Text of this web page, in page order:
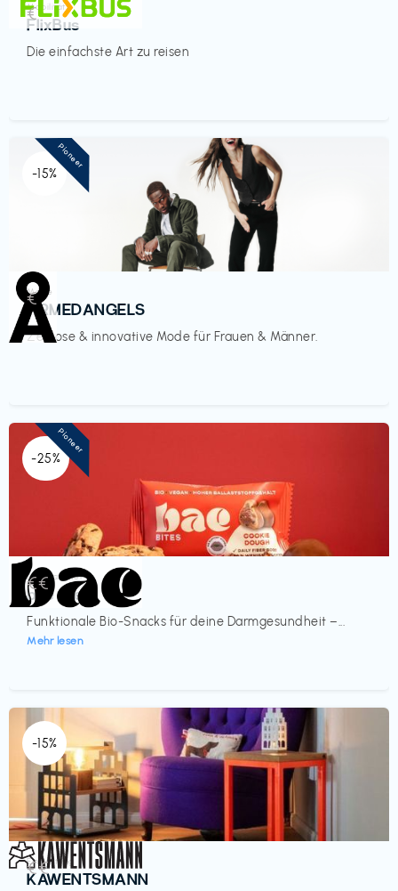
Mobilität
FlixBus
Die einfachste Art zu reisen
€‎
-15%
Mode
ARMEDANGELS
Zeitlose & innovative Mode für Frauen & Männer.
€‎
Pioneer
-25%
Lebensmittel
bae Treat
Funktionale Bio-Snacks für deine Darmgesundheit –...
Mehr lesen
€€‎
Pioneer
-15%
Einrichtung
KAWENTSMANN
€€‎